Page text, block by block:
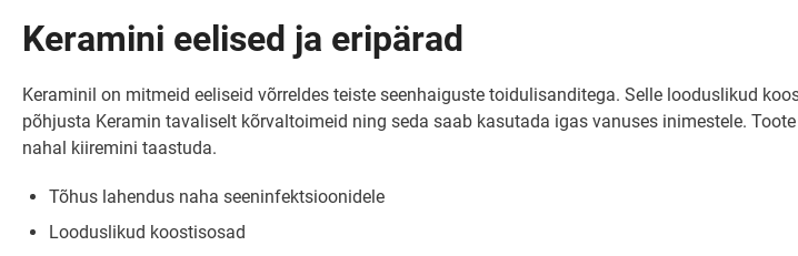
Keramini eelised ja eripärad
Keraminil on mitmeid eeliseid võrreldes teiste seenhaiguste toidulisanditega. Selle looduslikud
põhjusta Keramin tavaliselt kõrvaltoimeid ning seda saab kasutada igas vanuses inimestele.
nahal kiiremini taastuda.
Tõhus lahendus naha seeninfektsioonidele
Looduslikud koostisosad